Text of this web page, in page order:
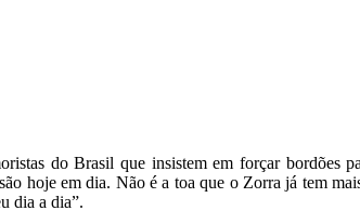
do Brasil que insistem em forçar bordões
hoje em dia. Não é a toa que o Zorra já tem
dia a dia”.